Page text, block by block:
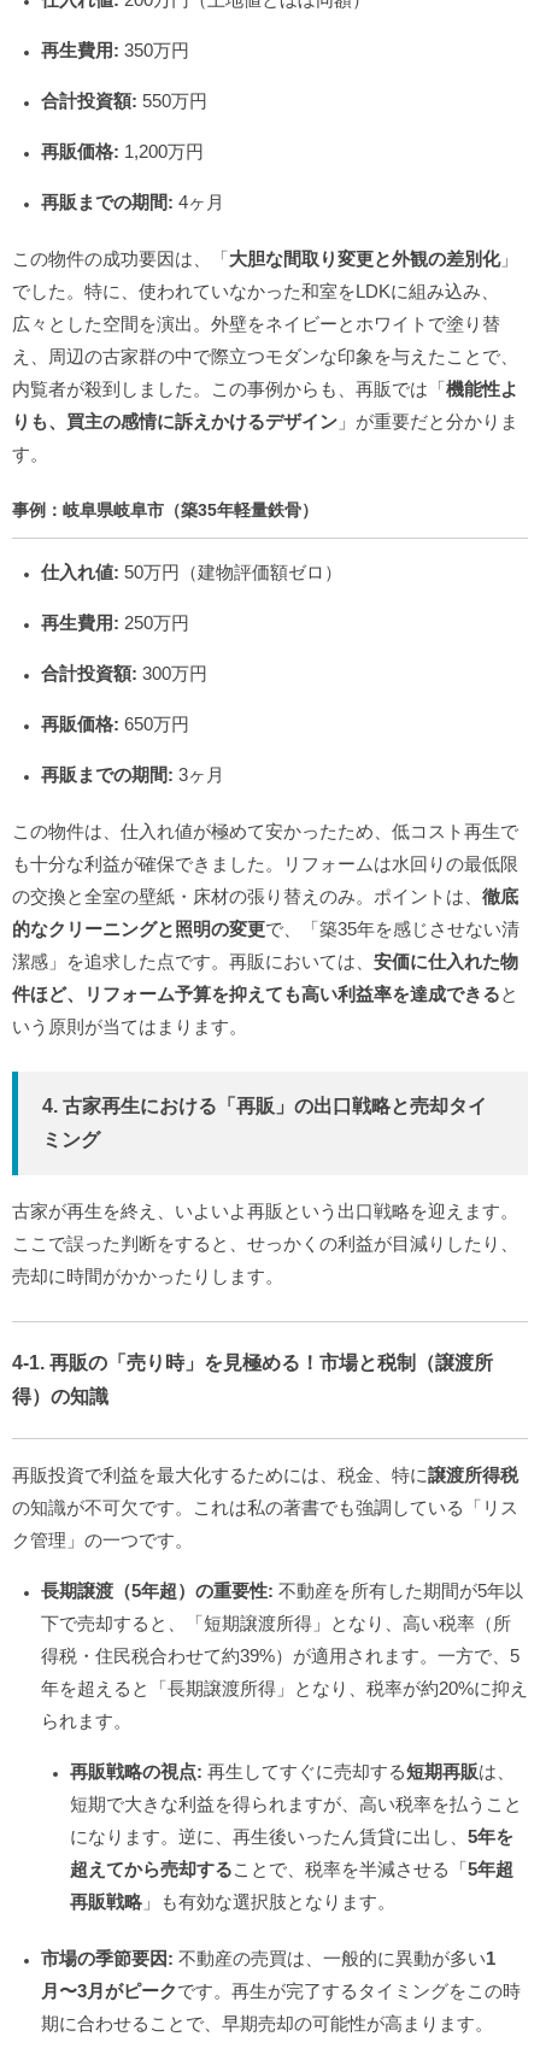
再生費用: 350万円
合計投資額: 550万円
再販価格: 1,200万円
再販までの期間: 4ヶ月
この物件の成功要因は、「大胆な間取り変更と外観の差別化」
でした。特に、使われていなかった和室をLDKに組み込み、
広々とした空間を演出。外壁をネイビーとホワイトで塗り替
え、周辺の古家群の中で際立つモダンな印象を与えたことで、
内覧者が殺到しました。この事例からも、再販では「機能性よ
りも、買主の感情に訴えかけるデザイン 」が重要だと分かりま
す。
事例：岐阜県岐阜市（築35年軽量鉄骨）
仕入れ値: 50万円（建物評価額ゼロ）
再生費用: 250万円
合計投資額: 300万円
再販価格: 650万円
再販までの期間: 3ヶ月
この物件は、仕入れ値が極めて安かったため、低コスト再生で
も十分な利益が確保できました。リフォームは水回りの最低限
の交換と全室の壁紙・床材の張り替えのみ。ポイントは、 徹底
的なクリーニングと照明の変更で、「築35年を感じさせない清
潔感」を追求した点です。再販においては、 安価に仕入れた物
件ほど、リフォーム予算を抑えても高い利益率を達成できると
いう原則が当てはまります。
4. 古家再生における「再販」の出口戦略と売却タイ
ミング
古家が再生を終え、いよいよ再販という出口戦略を迎えます。
ここで誤った判断をすると、せっかくの利益が目減りしたり、
売却に時間がかかったりします。
4-1. 再販の「売り時」を見極める！市場と税制（譲渡所
得）の知識
再販投資で利益を最大化するためには、税金、特に譲渡所得税
の知識が不可欠です。これは私の著書でも強調している「リス
ク管理」の一つです。
長期譲渡（5年超）の重要性: 不動産を所有した期間が5年以
下で売却すると、「短期譲渡所得」となり、高い税率（所
得税・住民税合わせて約39%）が適用されます。一方で、5
年を超えると「長期譲渡所得」となり、税率が約20%に抑え
られます。
再販戦略の視点: 再生してすぐに売却する短期再販は、
短期で大きな利益を得られますが、高い税率を払うこと
になります。逆に、再生後いったん賃貸に出し、 5年を
超えてから売却することで、税率を半減させる「5年超
再販戦略 」も有効な選択肢となります。
市場の季節要因: 不動産の売買は、一般的に異動が多い1
月〜3月がピークです。再生が完了するタイミングをこの時
期に合わせることで、早期売却の可能性が高まります。